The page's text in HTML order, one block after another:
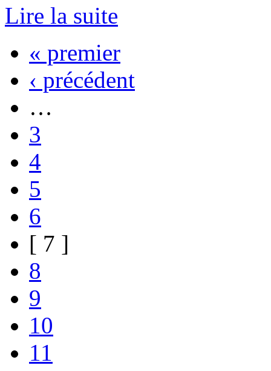
Lire la suite
« premier
‹ précédent
…
3
4
5
6
[ 7 ]
8
9
10
11